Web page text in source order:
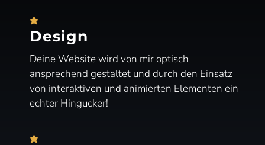
Design
Deine Website wird von mir optisch
ansprechend gestaltet und durch den Einsatz
von interaktiven und animierten Elementen ein
echter Hingucker!